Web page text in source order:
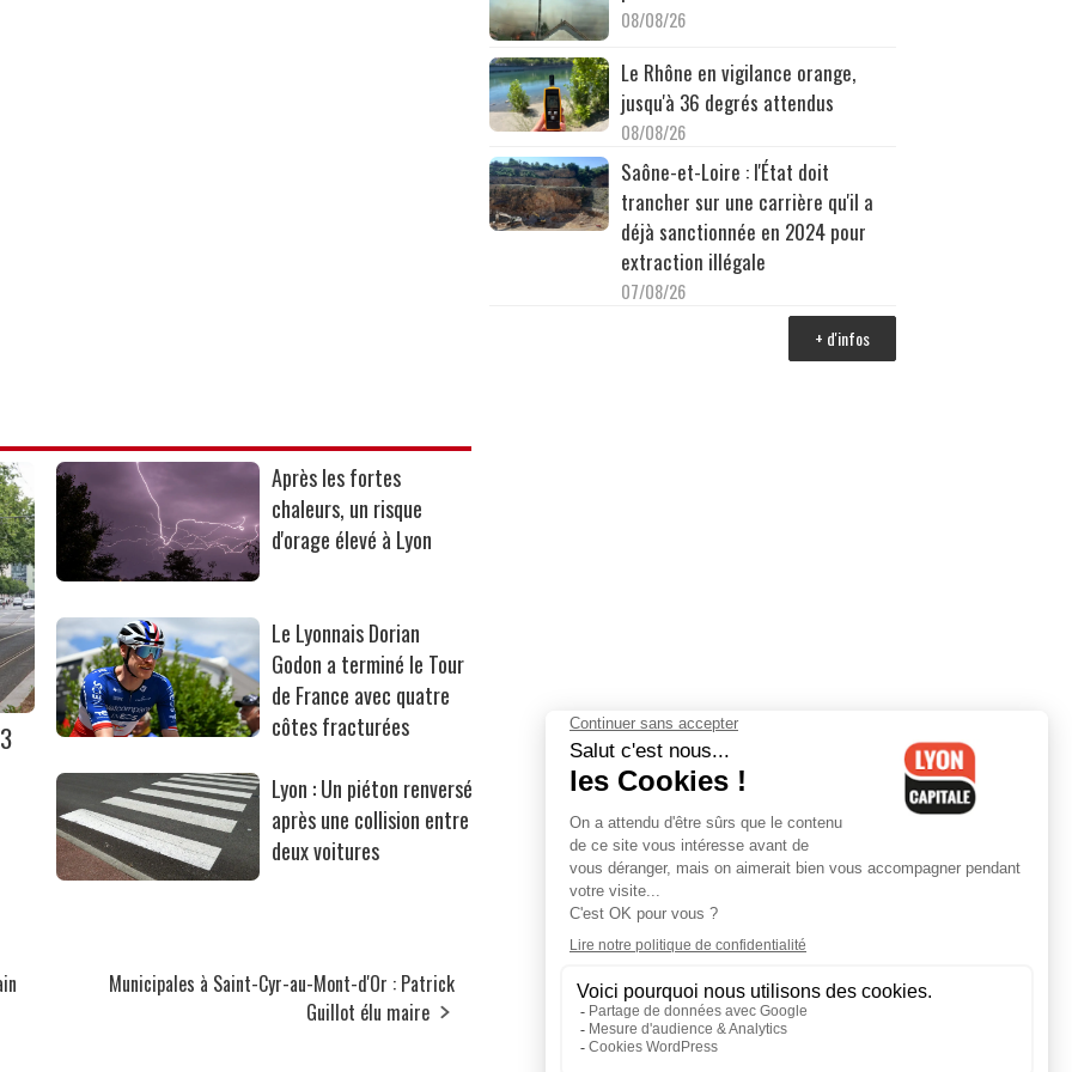
Après les fortes
chaleurs, un risque
d'orage élevé à Lyon
Le Lyonnais Dorian
Godon a terminé le Tour
de France avec quatre
côtes fracturées
Lyon : Un piéton renversé
après une collision entre
deux voitures
Municipales à Saint-Cyr-au-Mont-d'Or : Patrick
Guillot élu maire
08/08/26
Le Rhône en vigilance orange,
jusqu'à 36 degrés attendus
08/08/26
Saône-et-Loire : l'État doit
trancher sur une carrière qu'il a
déjà sanctionnée en 2024 pour
extraction illégale
07/08/26
+ d'infos